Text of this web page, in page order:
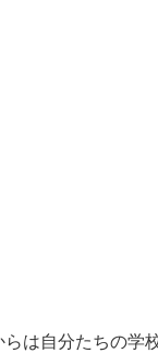
は自分たちの学